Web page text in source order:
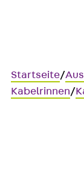
Startseite/
Kabelrinnen/